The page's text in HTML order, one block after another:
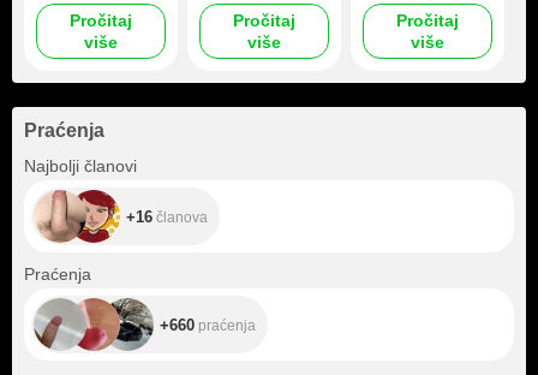
Pročitaj
više
Pročitaj
više
Pročitaj
više
Praćenja
Najbolji članovi+16
+16 članova
Praćenja
+660 praćenja